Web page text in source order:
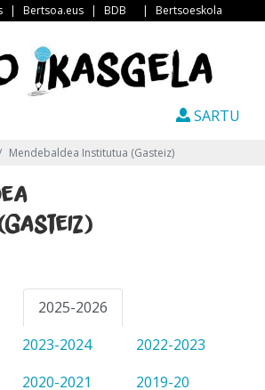
| Bertsoa.eus | BDB | Bertsoeskola
SARTU
Mendebaldea Institutua (Gasteiz)
2025-2026
2023-2024
2022-2023
2020-2021
2019-20